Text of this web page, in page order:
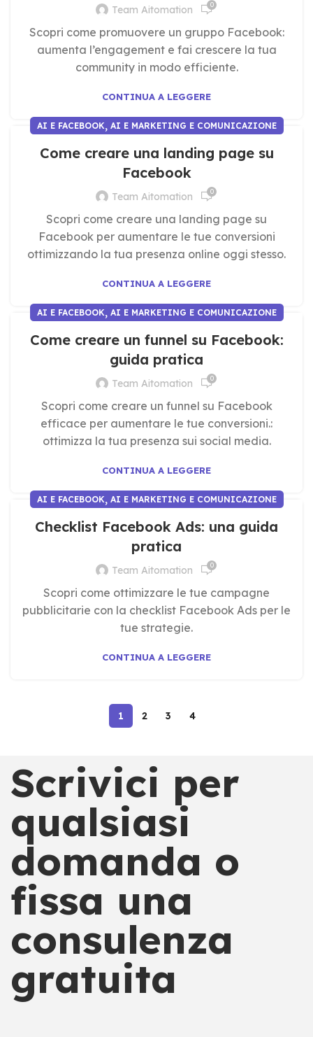
Team Aitomation 0
Scopri come promuovere un gruppo Facebook:
aumenta l’engagement e fai crescere la tua
community in modo efficiente.
CONTINUA A LEGGERE
AI E FACEBOOK, AI E MARKETING E COMUNICAZIONE
Come creare una landing page su
Facebook
Team Aitomation 0
Scopri come creare una landing page su
Facebook per aumentare le tue conversioni
ottimizzando la tua presenza online oggi stesso.
CONTINUA A LEGGERE
AI E FACEBOOK, AI E MARKETING E COMUNICAZIONE
Come creare un funnel su Facebook:
guida pratica
Team Aitomation 0
Scopri come creare un funnel su Facebook
efficace per aumentare le tue conversioni.:
ottimizza la tua presenza sui social media.
CONTINUA A LEGGERE
AI E FACEBOOK, AI E MARKETING E COMUNICAZIONE
Checklist Facebook Ads: una guida
pratica
Team Aitomation 0
Scopri come ottimizzare le tue campagne
pubblicitarie con la checklist Facebook Ads per le
tue strategie.
CONTINUA A LEGGERE
1 2 3 4
Scrivici per
qualsiasi
domanda o
fissa una
consulenza
gratuita